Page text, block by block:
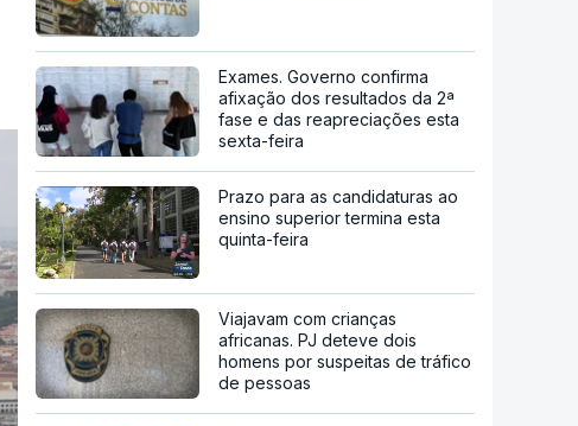
Exames. Governo confirma
afixação dos resultados da 2ª
fase e das reapreciações esta
sexta-feira
Prazo para as candidaturas ao
ensino superior termina esta
quinta-feira
Viajavam com crianças
africanas. PJ deteve dois
homens por suspeitas de tráfico
de pessoas